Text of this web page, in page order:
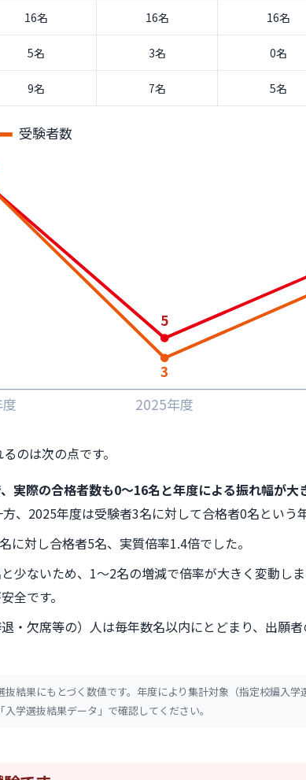
16名 16名 16名
5名 3名 0名
9名 7名 5名
2025年度
5
3
受験者数
のは次の点です。
実際の合格者数も0〜16名と年度による振れ幅が大
、2025年度は受験者3名に対して合格者0名という
に対し合格者5名、実質倍率1.4倍でした。
少ないため、1〜2名の増減で倍率が大きく変動し
全です。
・欠席等の）人は毎年数名以内にとどまり、出願
抜結果にもとづく数値です。年度により集計対象（指定校編入
学選抜結果データ」で確認してください。